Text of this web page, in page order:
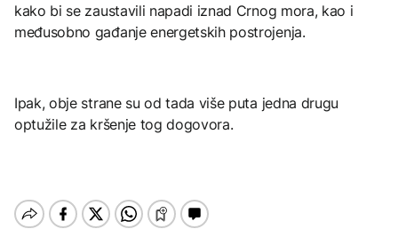
kako bi se zaustavili napadi iznad Crnog mora, kao i
međusobno gađanje energetskih postrojenja.
Ipak, obje strane su od tada više puta jedna drugu
optužile za kršenje tog dogovora.